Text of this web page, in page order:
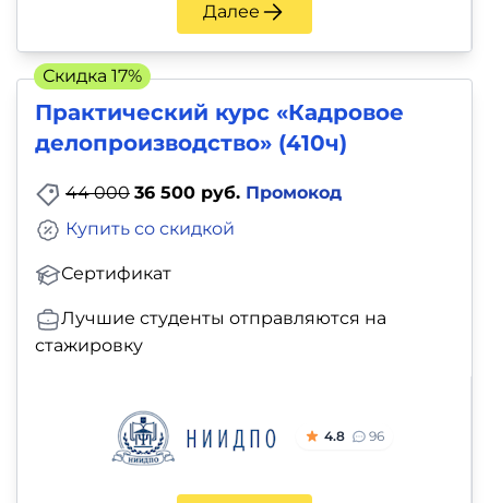
Далее
Практический курс «Кадровое
делопроизводство» (410ч)
44 000 36 500 руб. Промокод
Сертификат
Купить со скидкой
Лучшие студенты отправляются на
стажировку
4.8 96
Скидка 17%